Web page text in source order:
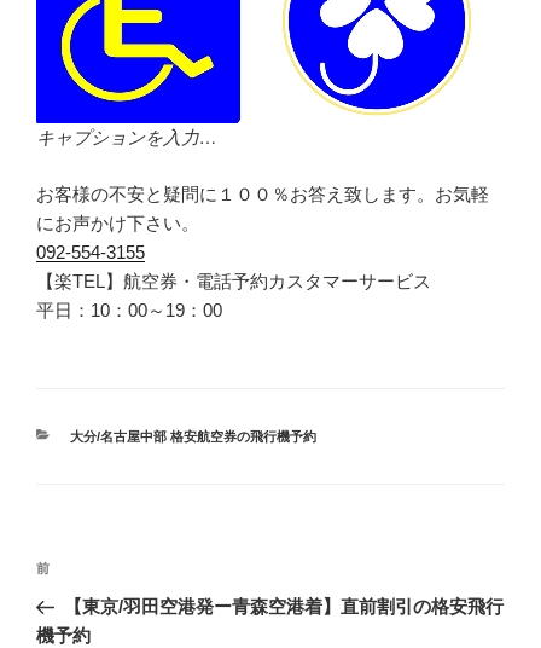
キャプションを入力…
お客様の不安と疑問に１００％お答え致します。お気軽
にお声かけ下さい。
092-554-3155
【楽TEL】航空券・電話予約カスタマーサービス
平日：10：00～19：00
カ
大分/名古屋中部 格安航空券の飛行機予約
投
ナ
前
の
投
前
【東京/羽田空港発ー青森空港着】直前割引の格安飛行
機予約